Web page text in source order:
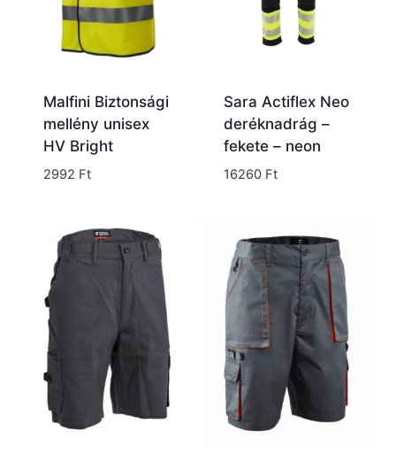
Malfini Biztonsági
mellény unisex
HV Bright
2992 Ft
Sara Actiflex Neo
deréknadrág –
fekete – neon
16260 Ft